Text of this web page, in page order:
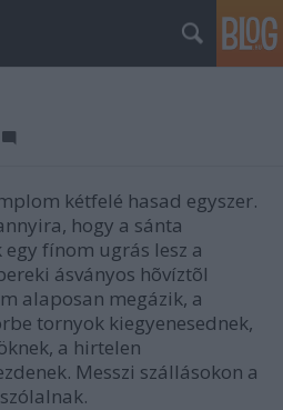
kétfelé hasad egyszer.
hogy a sánta
egy fínom ugrás lesz a
ásványos hõvíztõl
alaposan megázik, a
tornyok kiegyenesednek,
a hirtelen
Messzi szállásokon a